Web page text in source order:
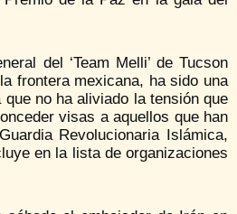
del ‘Team Melli’ de Tucson
frontera mexicana, ha sido una
no ha aliviado la tensión que
visas a aquellos que han
Revolucionaria Islámica,
en la lista de organizaciones